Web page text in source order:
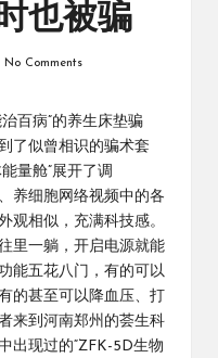
也被骗
No Comments
百病”的养生床垫骗
了似曾相识的骗术套
量舱”展开了调
细胞网络视频中的各
观相似，充满科技感。
里一躺，开启电源就能
能五花八门，有的可以
的甚至可以降血压、打
来到河南郑州的荟生科
出现过的“ZFK-5D生物